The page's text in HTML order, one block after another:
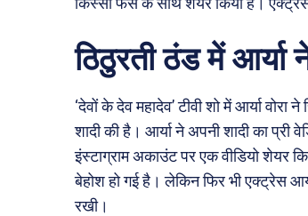
ठिठुरती ठंड में आर्या
‘देवों के देव महादेव’ टीवी शो में आर्या
शादी की है। आर्या ने अपनी शादी का प्री
इंस्टाग्राम अकाउंट पर एक वीडियो शेयर
बेहोश हो गई है। लेकिन फिर भी एक्ट्रेस
रखी।